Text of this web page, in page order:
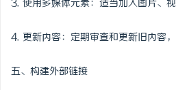
3. 使用多媒体元素：适当加入图片、
4. 更新内容：定期审查和更新旧内容
五、构建外部链接